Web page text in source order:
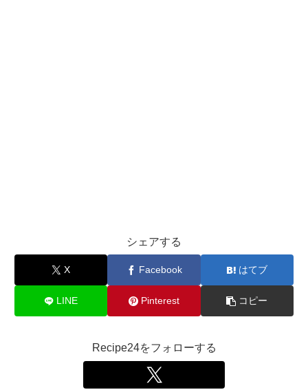
シェアする
X Facebook はてブ
LINE Pinterest コピー
Recipe24をフォローする